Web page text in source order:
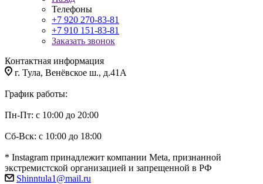
Телефоны
+7 920 270-83-81
+7 910 151-83-81
Заказать звонок
Контактная информация
г. Тула, Венёвское ш., д.41А
График работы:
Пн-Пт: с 10:00 до 20:00
Сб-Вск: с 10:00 до 18:00
* Instagram принадлежит компании Meta, признанной
экстремистской организацией и запрещенной в РФ
Shinntula1@mail.ru